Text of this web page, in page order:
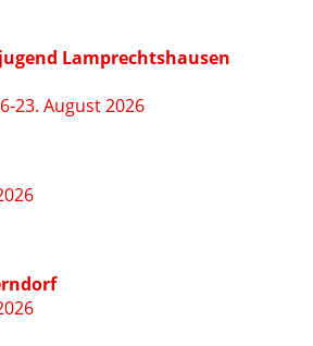
Lamprechtshausen
-23. August 2026